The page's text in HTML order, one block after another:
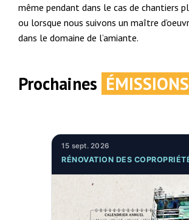
même pendant dans le cas de chantiers
ou lorsque nous suivons un maître
dans le domaine de l’amiante.
Prochaines ÉMISSIONS
15 sept. 2026
RÉNOVATION DES